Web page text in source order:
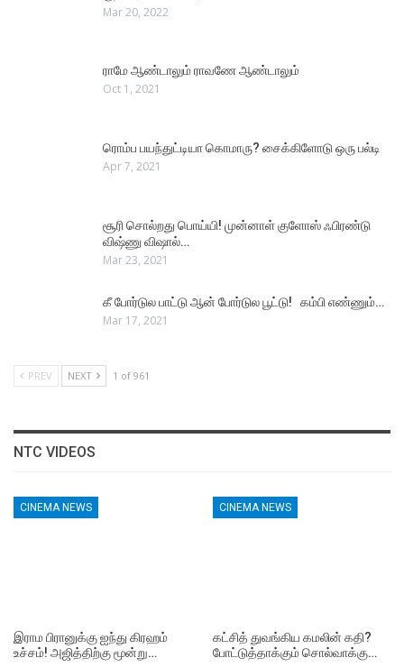
Mar 20, 2022
ராமே ஆண்டாலும் ராவணே ஆண்டாலும்
Oct 1, 2021
ரொம்ப பயந்துட்டியா கொமாரு? சைக்கிளோடு ஒரு பல்டி
Apr 7, 2021
சூரி சொல்றது பொய்யி! முன்னாள் குளோஸ் ஃபிரண்டு
விஷ்ணு விஷால்…
Mar 23, 2021
கீ போர்டுல பாட்டு ஆன் போர்டுல பூட்டு! கம்பி எண்ணும்…
Mar 17, 2021
PREV NEXT 1 of 961
NTC VIDEOS
CINEMA NEWS
இராம பிரானுக்கு ஐந்து கிரஹம்
உச்சம்! அஜித்திற்கு மூன்று…
CINEMA NEWS
கட்சித் துவங்கிய கமலின் கதி?
போட்டுத்தாக்கும் சொல்வாக்கு…